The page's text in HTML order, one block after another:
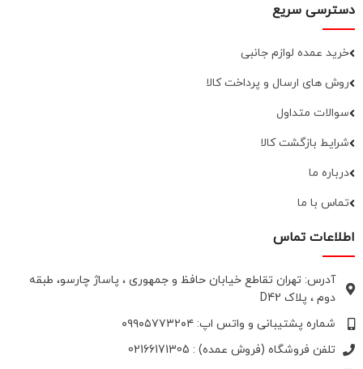
دسترسی سریع
خرید عمده لوازم جانبی
روش های ارسال و پرداخت کالا
سوالات متداول
شرایط بازگشت کالا
درباره ما
تماس با ما
اطلاعات تماس
آدرس: تهران تقاطع خیابان حافظ و جمهوری ، پاساژ چارسو، طبقه
دوم ، پلاک D42
شماره پشتیبانی و واتس اپ: ۰۹۹۰۵۷۷۳۲۰۴
تلفن فروشگاه (فروش عمده) : 02166171305